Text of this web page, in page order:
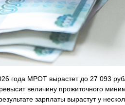
года МРОТ вырастет до 27 093
величину прожиточного
зарплаты вырастут у